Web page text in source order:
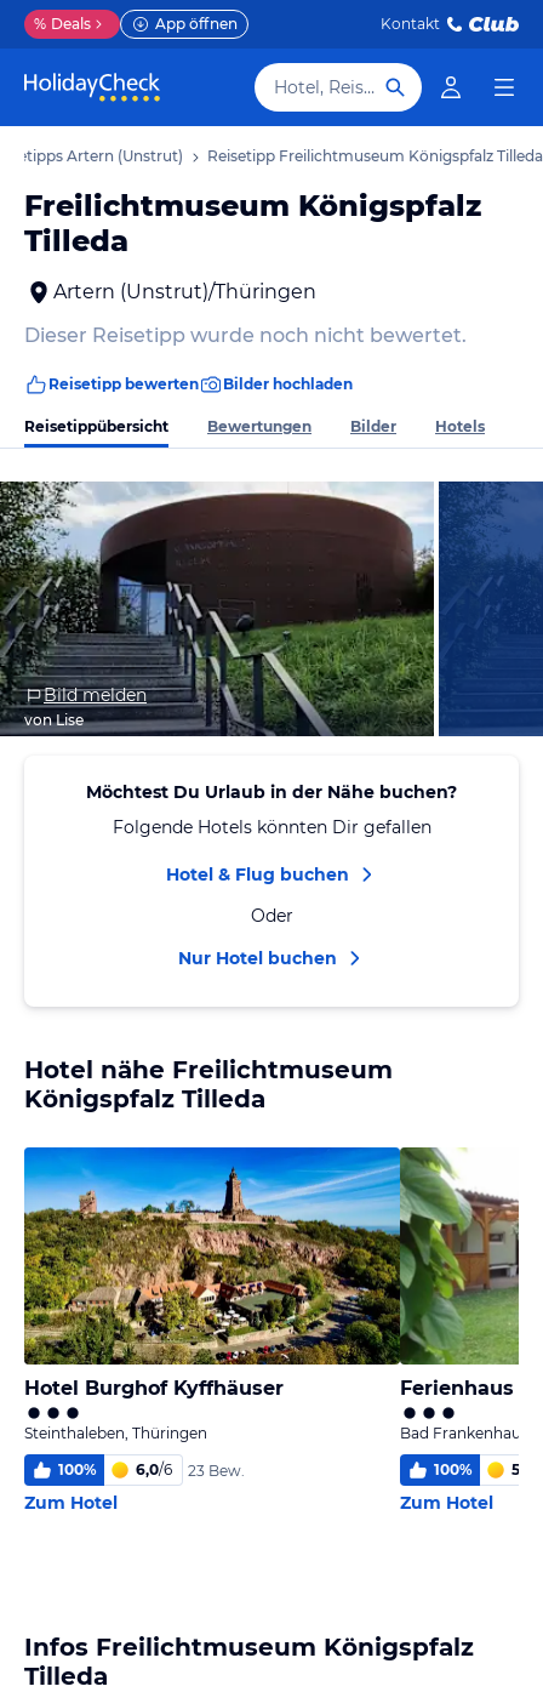
% Deals App öffnen Kontakt
Hotel, Reiseziel
Artern (Unstrut) Reisetipp Freilichtmuseum Königspfalz Tilleda
Freilichtmuseum Königspfalz
Tilleda
Artern (Unstrut)/Thüringen
Dieser Reisetipp wurde noch nicht bewertet.
Reisetipp bewerten Bilder hochladen
Reisetippübersicht Bewertungen Bilder Hotels
Bild melden
von Lise
Möchtest Du Urlaub in der Nähe buchen?
Folgende Hotels könnten Dir gefallen
Hotel & Flug buchen
Oder
Nur Hotel buchen
Hotel nähe Freilichtmuseum
Königspfalz Tilleda
Hotel Burghof Kyffhäuser
Steinthaleben, Thüringen
100% 6,0/6 23 Bew.
Zum Hotel
Ferienhaus -
Bad
100% 5,5
Zum Hotel
Infos Freilichtmuseum Königspfalz
Tilleda